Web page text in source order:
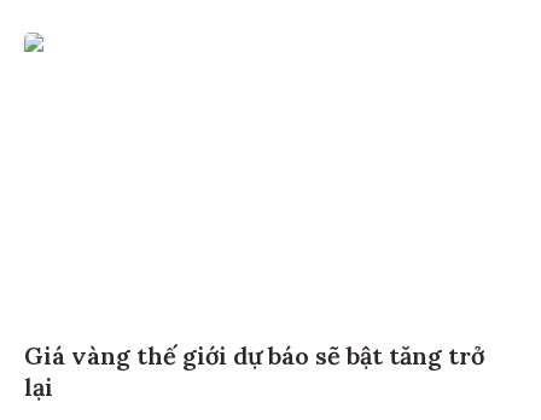
Giá vàng thế giới dự báo sẽ bật tăng trở
lại